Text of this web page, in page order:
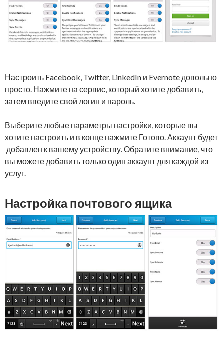
Настроить Facebook, Twitter, LinkedIn и Evernote довольно
просто. Нажмите на сервис, который хотите добавить,
затем введите свой логин и пароль.
Выберите любые параметры настройки, которые вы
хотите настроить и в конце нажмите Готово. Аккаунт будет
добавлен к вашему устройству. Обратите внимание, что
вы можете добавить только один аккаунт для каждой из
услуг.
Настройка почтового ящика